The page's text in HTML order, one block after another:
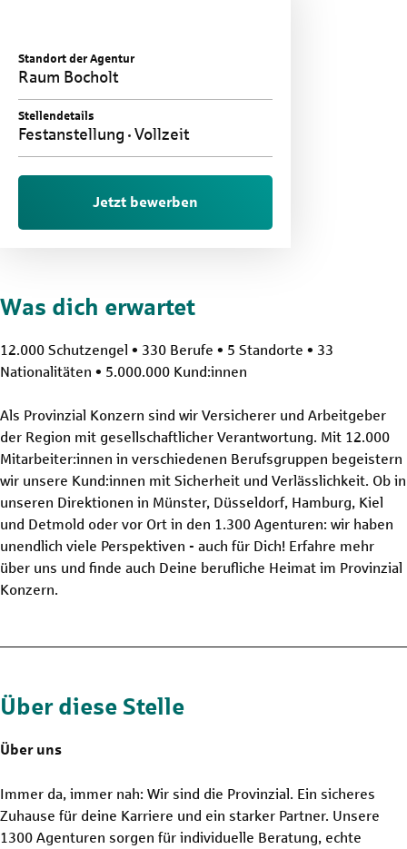
Standort der Agentur
Raum Bocholt
Stellendetails
Festanstellung Vollzeit
Jetzt bewerben
Was dich erwartet
12.000 Schutzengel • 330 Berufe • 5 Standorte • 33
Nationalitäten • 5.000.000 Kund:innen
Als Provinzial Konzern sind wir Versicherer und Arbeitgeber
der Region mit gesellschaftlicher Verantwortung. Mit 12.000
Mitarbeiter:innen in verschiedenen Berufsgruppen begeistern
wir unsere Kund:innen mit Sicherheit und Verlässlichkeit. Ob in
unseren Direktionen in Münster, Düsseldorf, Hamburg, Kiel
und Detmold oder vor Ort in den 1.300 Agenturen: wir haben
unendlich viele Perspektiven - auch für Dich! Erfahre mehr
über uns und finde auch Deine berufliche Heimat im Provinzial
Konzern.
Über diese Stelle
Über uns
Immer da, immer nah: Wir sind die Provinzial. Ein sicheres
Zuhause für deine Karriere und ein starker Partner. Unsere
1300 Agenturen sorgen für individuelle Beratung, echte